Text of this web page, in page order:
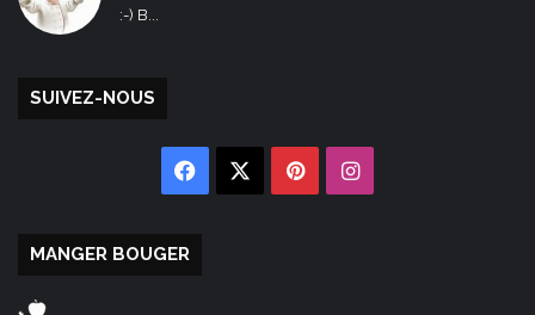
:-) B...
SUIVEZ-NOUS
Facebook PinterestInstagram
MANGER BOUGER